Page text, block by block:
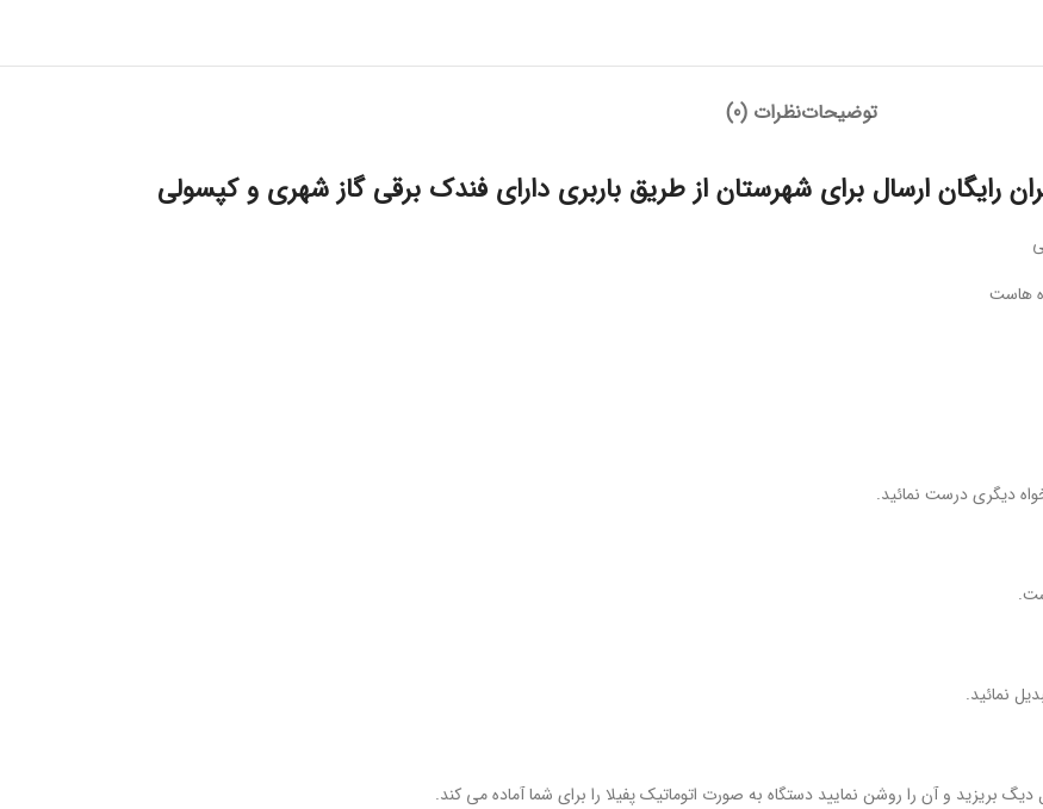
توضیحاتنظرات (0)
رایگان ارسال برای شهرستان از طریق باربری دارای فندک برقی گاز شهری و کپسولی
هاست
دیگری درست نمائید.
نمائید.
بریزید و آن را روشن نمایید دستگاه به صورت اتوماتیک پفیلا را برای شما آماده می کند.